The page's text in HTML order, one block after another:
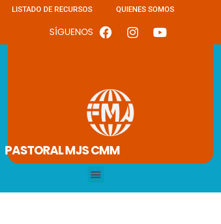
LISTADO DE RECURSOS QUIENES SOMOS
SÍGUENOS
PASTORAL MJS CMM